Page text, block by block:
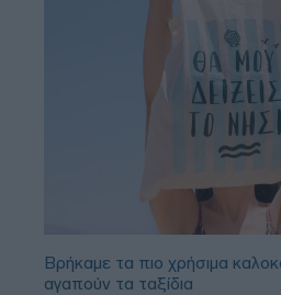
Βρήκαμε τα πιο χρήσιμα
αγαπούν τα ταξίδια